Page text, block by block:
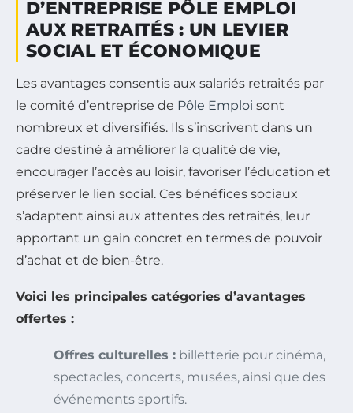
D’ENTREPRISE PÔLE EMPLOI
AUX RETRAITÉS : UN LEVIER
SOCIAL ET ÉCONOMIQUE
Les avantages consentis aux salariés retraités par
le comité d’entreprise de Pôle Emploi sont
nombreux et diversifiés. Ils s’inscrivent dans un
cadre destiné à améliorer la qualité de vie,
encourager l’accès au loisir, favoriser l’éducation et
préserver le lien social. Ces bénéfices sociaux
s’adaptent ainsi aux attentes des retraités, leur
apportant un gain concret en termes de pouvoir
d’achat et de bien-être.
Voici les principales catégories d’avantages
offertes :
Offres culturelles : billetterie pour cinéma,
spectacles, concerts, musées, ainsi que des
événements sportifs.